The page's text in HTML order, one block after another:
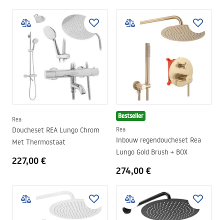
Rea
Doucheset REA Lungo Chrom
Met Thermostaat
227,00 €
Bestseller
Rea
Inbouw regendoucheset Rea
Lungo Gold Brush + BOX
274,00 €